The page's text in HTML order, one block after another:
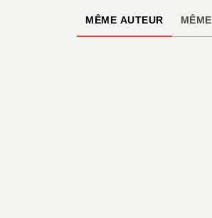
MÊME AUTEUR